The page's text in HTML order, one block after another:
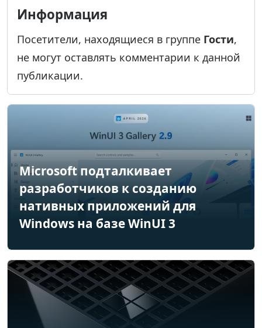
Информация
Посетители, находящиеся в группе Гости,
не могут оставлять комментарии к данной
публикации.
Microsoft подталкивает
разработчиков к созданию
нативных приложений для
Windows на базе WinUI 3